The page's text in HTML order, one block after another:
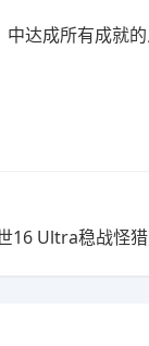
达成所有成就
16 Ultra稳战怪